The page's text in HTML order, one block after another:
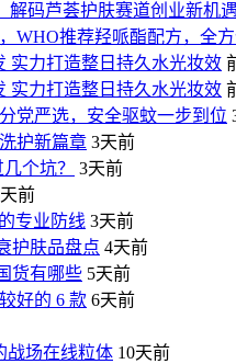
解码芦荟护肤赛道创业新机遇
WHO推荐羟哌酯配方，全
实力打造整日持久水光妆效
实力打造整日持久水光妆效
党严选，安全驱蚊一步到位
护新篇章 3天前
个坑？
3天前
前
专业防线 3天前
护肤品盘点 4天前
货有哪些 5天前
好的 6 款 6天前
战场在线粒体 10天前